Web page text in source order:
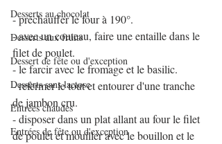
Desserts au chocolat
Desserts aux fruits
Dessert de fête ou d'exception
Desserts sans lactose
Entrées chaudes
Entrées de fête ou d'exception
- préchauffer le four à 190°.
- avec un couteau, faire une entaille dans le
filet de poulet.
- le farcir avec le fromage et le basilic.
- refermer le tout et entourer d'une tranche
de jambon cru.
- disposer dans un plat allant au four le filet
de poulet et mouiller avec le bouillon et le